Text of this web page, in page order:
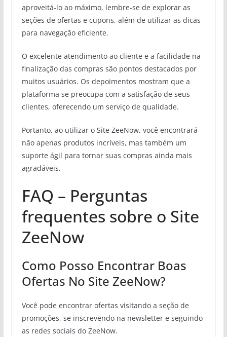
aproveitá-lo ao máximo, lembre-se de explorar as
seções de ofertas e cupons, além de utilizar as dicas
para navegação eficiente.
O excelente atendimento ao cliente e a facilidade na
finalização das compras são pontos destacados por
muitos usuários. Os depoimentos mostram que a
plataforma se preocupa com a satisfação de seus
clientes, oferecendo um serviço de qualidade.
Portanto, ao utilizar o Site ZeeNow, você encontrará
não apenas produtos incríveis, mas também um
suporte ágil para tornar suas compras ainda mais
agradáveis.
FAQ – Perguntas
frequentes sobre o Site
ZeeNow
Como Posso Encontrar Boas
Ofertas No Site ZeeNow?
Você pode encontrar ofertas visitando a seção de
promoções, se inscrevendo na newsletter e seguindo
as redes sociais do ZeeNow.